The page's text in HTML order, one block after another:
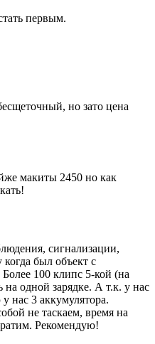
первым.
но зато цена
макиты 2450 но как
сигнализации,
был объект с
100 клипс 5-кой (на
одной зарядке. А т.к. у нас
нас 3 аккумулятора.
не таскаем, время на
Рекомендую!